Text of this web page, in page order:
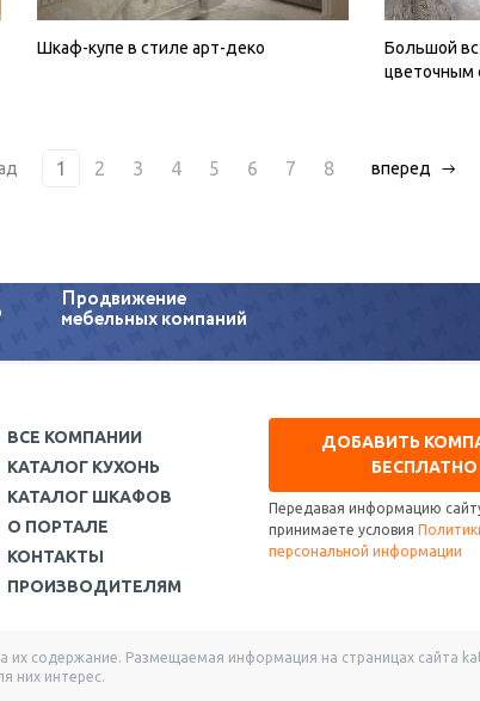
Шкаф-купе в стиле арт-деко
Большой
цветочным
1 2 3 4 5 6 7 8 вперед
Продвижение
мебельных компаний
ВСЕ КОМПАНИИ
КАТАЛОГ КУХОНЬ
КАТАЛОГ ШКАФОВ
О ПОРТАЛЕ
КОНТАКТЫ
ПРОИЗВОДИТЕЛЯМ
ДОБАВИТЬ
БЕСПЛАТНО
Передавая информацию
принимаете условия
персональной информации
содержание. Размещаемая информация на страницах сайта
них интерес.